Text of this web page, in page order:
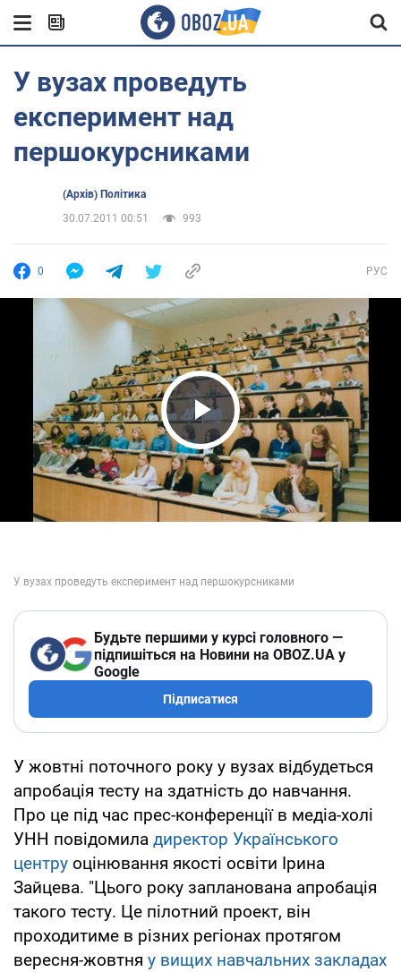
У вузах проведуть
експеримент над
першокурсниками
(Архів) Політика
30.07.2011 00:51
993
0 РУС
Play Video
Будьте першими у курсі головного —
підпишіться на Новини на OBOZ.UA у
Google
Підписатися
У жовтні поточного року у вузах відбудеться
апробація тесту на здатність до навчання.
Про це під час прес-конференції в медіа-холі
УНН повідомила директор Українського
центру оцінювання якості освіти Ірина
Зайцева. "Цього року запланована апробація
такого тесту. Це пілотний проект, він
проходитиме в різних регіонах протягом
вересня-жовтня у вищих навчальних закладах